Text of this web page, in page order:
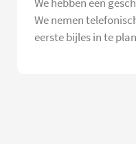
We hebben een
We nemen
eerste bijles in te